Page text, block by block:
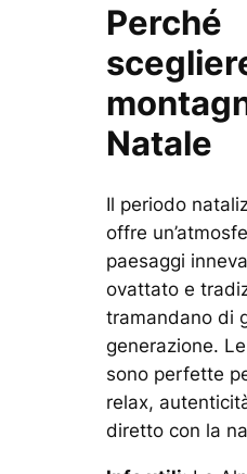
Perché
Natale
Il periodo
offre
paesaggi
ovattato e
tramandano di
generazione.
sono perfette
relax,
diretto con la